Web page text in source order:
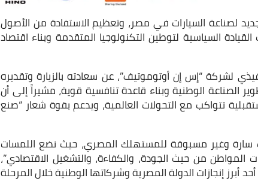
لصناعة السيارات في مصر، وتعظيم الاستفادة من الأصول
السياسية لتوطين التكنولوجيا المتقدمة وبناء اقتصاد
لشركة “إس إن أوتوموتيف”، عن سعادته بالزيارة وتقديره
الصناعة الوطنية وبناء قاعدة تنافسية قوية، مشيراً إلى أن
تتواكب مع التحولات العالمية، ويدعم بقوة شعار “صنع
سارة وغير مسبوقة للمستهلك المصري، حيث نضع اللمسات
المواطن من حيث الجودة، والكفاءة، والتشغيل الاقتصادي”،
أبرز إنجازات الدولة المصرية وشركاتها الوطنية خلال المرحلة